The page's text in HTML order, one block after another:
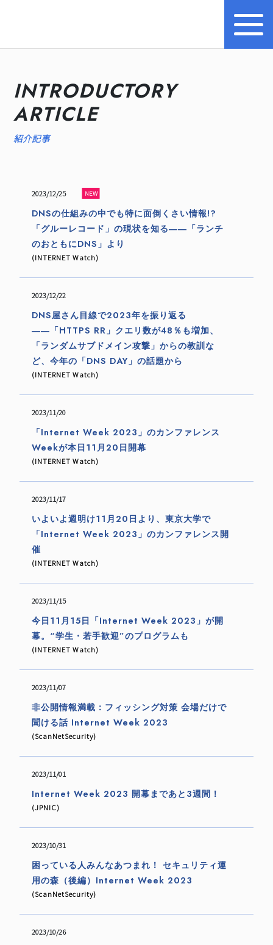
Internet Week とは
プログラム
お知らせ
協賛
BASICオンデマンド
過去のIW
参加申込
INTRODUCTORY
ARTICLE
紹介記事
2023/12/25
DNSの仕組みの中でも特に面倒くさい情報!?
「グルーレコード」の現状を知る――「ランチ
のおともにDNS」より
(INTERNET Watch)
2023/12/22
DNS屋さん目線で2023年を振り返る
――「HTTPS RR」クエリ数が48％も増加、
「ランダムサブドメイン攻撃」からの教訓な
ど、今年の「DNS DAY」の話題から
(INTERNET Watch)
2023/11/20
「Internet Week 2023」のカンファレンス
Weekが本日11月20日開幕
(INTERNET Watch)
2023/11/17
いよいよ週明け11月20日より、東京大学で
「Internet Week 2023」のカンファレンス開
催
(INTERNET Watch)
2023/11/15
今日11月15日「Internet Week 2023」が開
幕。“学生・若手歓迎”のプログラムも
(INTERNET Watch)
2023/11/07
非公開情報満載：フィッシング対策 会場だけで
聞ける話 Internet Week 2023
(ScanNetSecurity)
2023/11/01
Internet Week 2023 開幕まであと3週間！
(JPNIC)
2023/10/31
困っている人みんなあつまれ！ セキュリティ運
用の森（後編）Internet Week 2023
(ScanNetSecurity)
2023/10/26